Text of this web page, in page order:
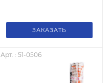
ЗАКАЗАТЬ
Арт. : 51-0506